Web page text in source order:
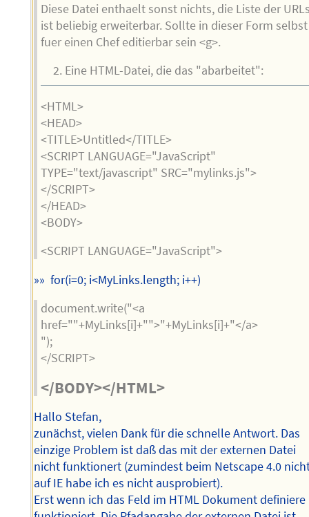
Diese Datei enthaelt sonst nichts, die Liste der
ist beliebig erweiterbar. Sollte in dieser Form selbst
fuer einen Chef editierbar sein <g>.
Eine HTML-Datei, die das "abarbeitet":
<HTML>
<HEAD>
<TITLE>Untitled</TITLE>
<SCRIPT LANGUAGE="JavaScript"
TYPE="text/javascript" SRC="mylinks.js">
</SCRIPT>
</HEAD>
<BODY>
<SCRIPT LANGUAGE="JavaScript">
»» for(i=0; i<MyLinks.length; i++)
document.write("<a
href=""+MyLinks[i]+"">"+MyLinks[i]+"</a>
");
</SCRIPT>
</BODY></HTML>
Hallo Stefan,
zunächst, vielen Dank für die schnelle Antwort. Das
einzige Problem ist daß das mit der externen Datei
nicht funktionert (zumindest beim Netscape 4.0
auf IE habe ich es nicht ausprobiert).
Erst wenn ich das Feld im HTML Dokument definiere